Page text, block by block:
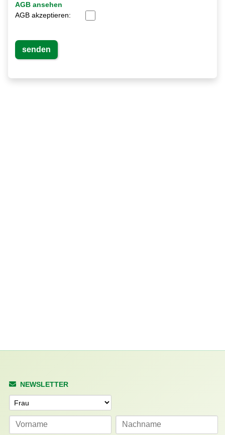
AGB ansehen
AGB akzeptieren:
NEWSLETTER
Anrede